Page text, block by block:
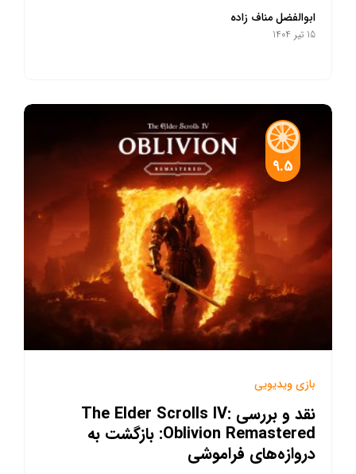
ابوالفضل مناف زاده
15 تیر 1404
9.5
بازی ویدیویی
نقد و بررسی The Elder Scrolls IV:
Oblivion Remastered: بازگشت به
دروازه‌های فراموشی